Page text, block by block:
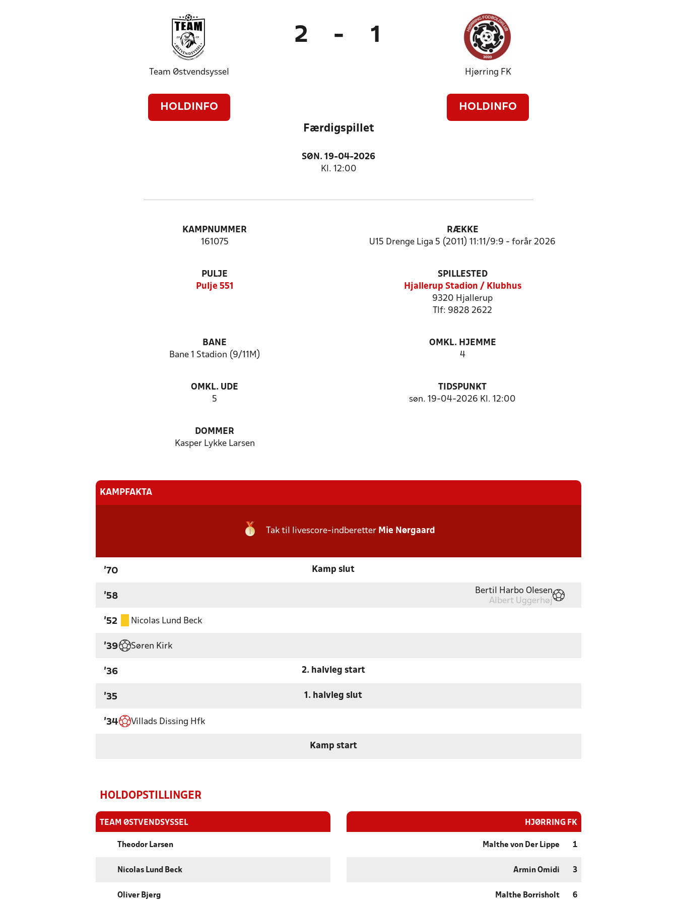
Team Østvendsyssel
HOLDINFO
2 - 1
Hjørring FK
HOLDINFO
Færdigspillet
SØN. 19-04-2026
Kl. 12:00
KAMPNUMMER
161075
RÆKKE
U15 Drenge Liga 5 (2011) 11:11/9:9 - forår 2026
PULJE
Pulje 551
SPILLESTED
Hjallerup Stadion / Klubhus
9320 Hjallerup
Tlf: 9828 2622
BANE
Bane 1 Stadion (9/11M)
OMKL. HJEMME
4
OMKL. UDE
5
TIDSPUNKT
søn. 19-04-2026 Kl. 12:00
DOMMER
Kasper Lykke Larsen
KAMPFAKTA
Tak til livescore-indberetter Mie Nørgaard
'70 Kamp slut
'58
Bertil Harbo Olesen
Albert Uggerhøj
'52 Nicolas Lund Beck
'39 Søren Kirk
'36 2. halvleg start
'35 1. halvleg slut
'34 Villads Dissing Hfk
Kamp start
HOLDOPSTILLINGER
TEAM ØSTVENDSYSSEL
Theodor Larsen
Nicolas Lund Beck
Oliver Bjerg
HJØRRING FK
Malthe von Der Lippe 1
Armin Omidi 3
Malthe Borrisholt 6